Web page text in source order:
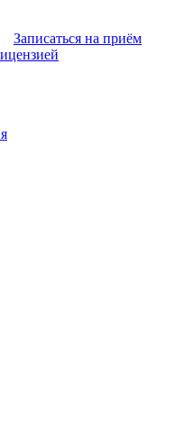
Записаться на приём